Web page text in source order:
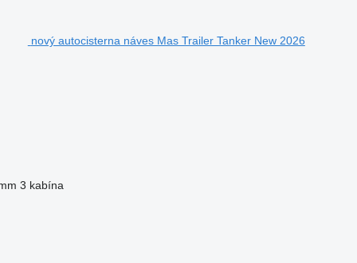
nový autocisterna náves Mas Trailer Tanker New 2026
3 kabína